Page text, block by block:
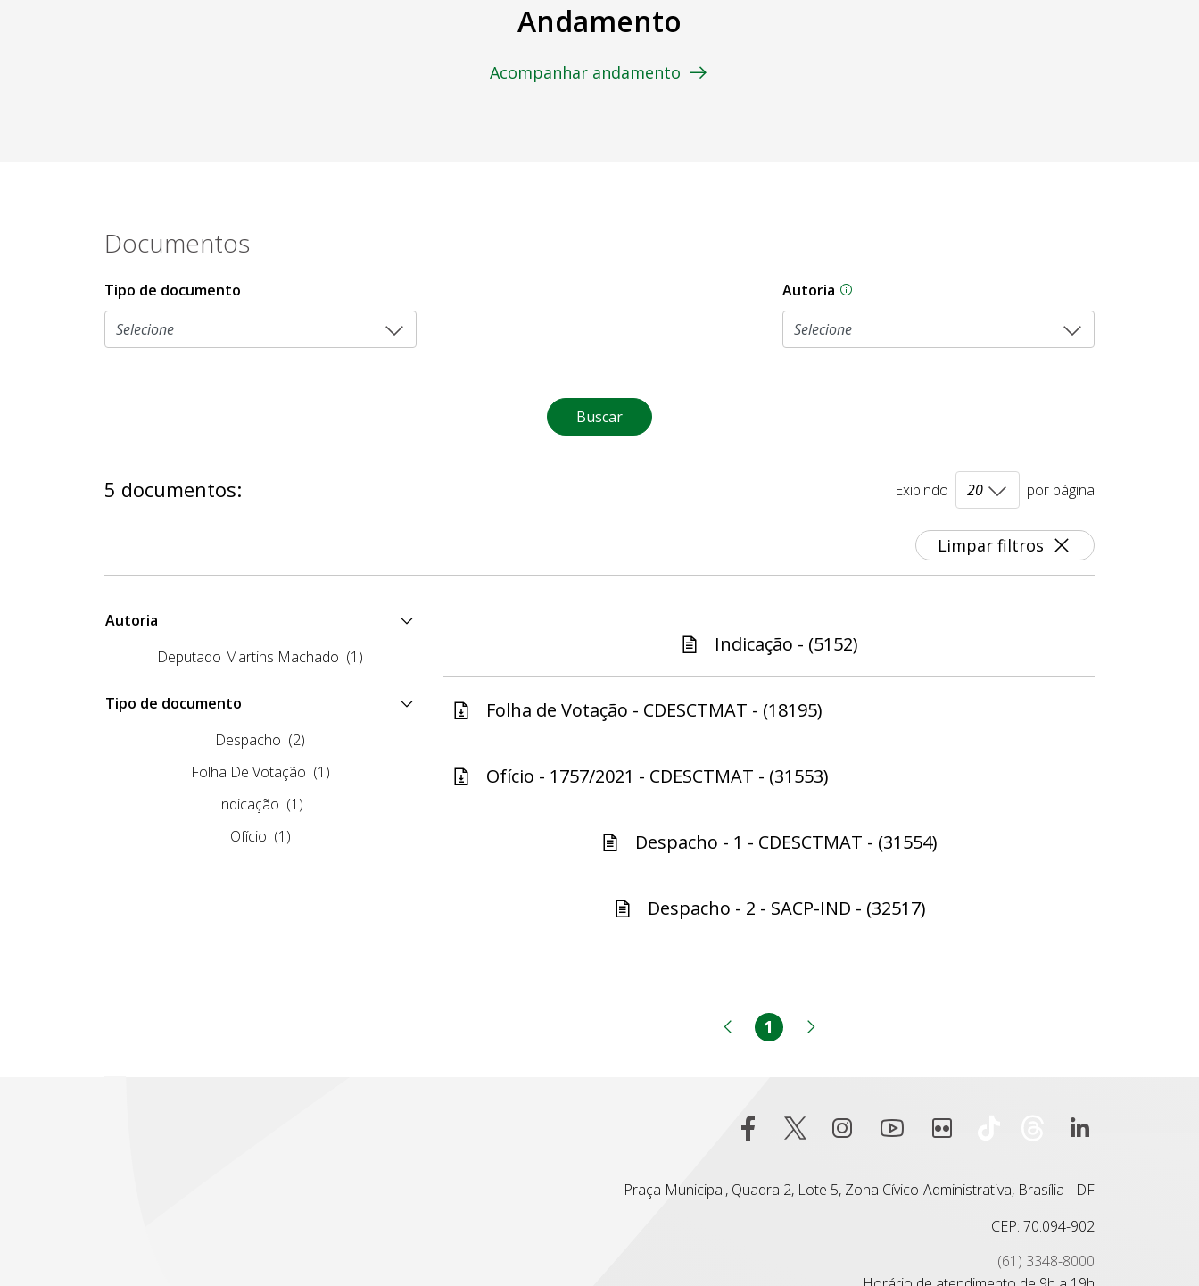
Andamento
Acompanhar andamento
Documentos
Tipo de documento Autoria As proposições legislativas na CLDF podem ser
Buscar
Limpar filtros
5 documentos: Exibindo por página
Autoria
Deputado Martins Machado (1)
Tipo de documento
Despacho (2)
Folha De Votação (1)
Indicação (1)
Ofício (1)
Indicação - (5152)
Folha de Votação - CDESCTMAT - (18195)
Ofício - 1757/2021 - CDESCTMAT - (31553)
Despacho - 1 - CDESCTMAT - (31554)
Despacho - 2 - SACP-IND - (32517)
Página anterior
Página
1
Praça Municipal, Quadra 2, Lote 5, Zona Cívico-Administrativa, Brasília - DF
CEP: 70.094-902
(61) 3348-8000